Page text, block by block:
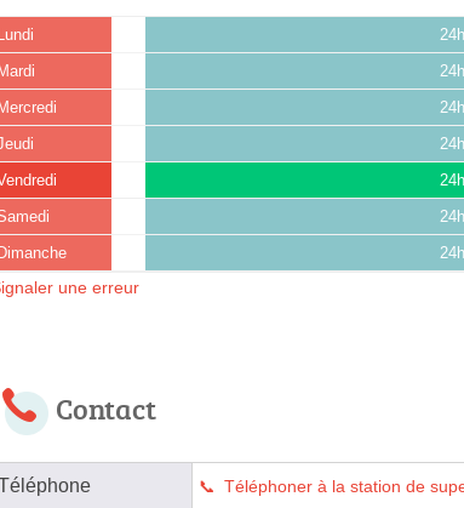
Lundi
Mardi
Mercredi
Dimanche
une erreur
Contact
Téléphoner à la station de